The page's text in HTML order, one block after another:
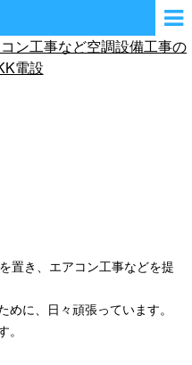
置き、エアコン工事などを提
に、日々頑張っています。